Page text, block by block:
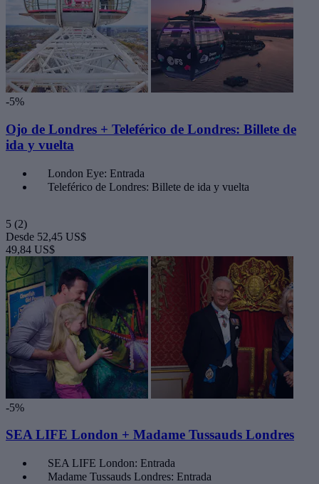
-5%
Ojo de Londres + Teleférico de Londres: Billete de
ida y vuelta
London Eye: Entrada
Teleférico de Londres: Billete de ida y vuelta
5 (2)
Desde 52,45 US$
49,84 US$
-5%
SEA LIFE London + Madame Tussauds Londres
SEA LIFE London: Entrada
Madame Tussauds Londres: Entrada